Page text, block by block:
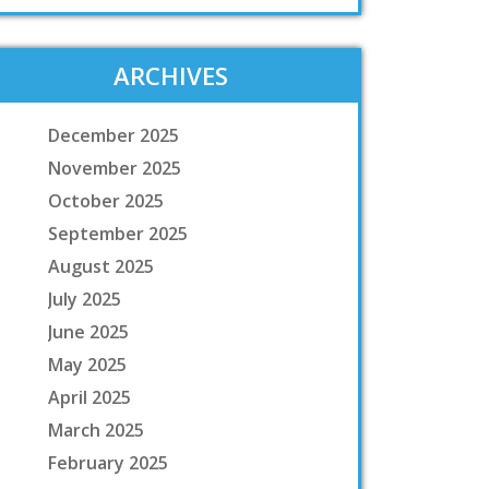
ARCHIVES
December 2025
November 2025
October 2025
September 2025
August 2025
July 2025
June 2025
May 2025
April 2025
March 2025
February 2025